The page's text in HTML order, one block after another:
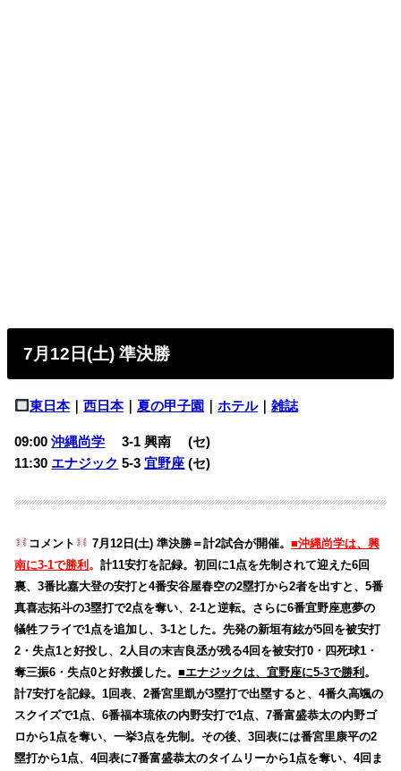
7月12日(土) 準決勝
東日本｜西日本｜夏の甲子園 ｜ホテル｜雑誌
09:00沖縄尚学 3-1 興南 (セ)
11:30 エナジック 5-3宜野座 (セ)
コメント 7月12日(土) 準決勝＝計2試合が開催。 ■沖縄尚学は、興
南に3-1で勝利。計11安打を記録。初回に1点を先制されて迎えた6回
裏、3番比嘉大登の安打と4番安谷屋春空の2塁打から2者を出すと、5番
真喜志拓斗の3塁打で2点を奪い、2-1と逆転。さらに6番宜野座恵夢の
犠牲フライで1点を追加し、3-1とした。先発の新垣有絃が5回を被安打
2・失点1と好投し、2人目の末吉良丞が残る4回を被安打0・四死球1・
奪三振6・失点0と好救援した。■エナジックは、宜野座に5-3で勝利。
計7安打を記録。1回表、2番宮里凱が3塁打で出塁すると、4番久高颯の
スクイズで1点、6番福本琉依の内野安打で1点、7番富盛恭太の内野ゴ
ロから1点を奪い、一挙3点を先制。その後、3回表には番宮里康平の2
塁打から1点、4回表に7番富盛恭太のタイムリーから1点を奪い、4回ま